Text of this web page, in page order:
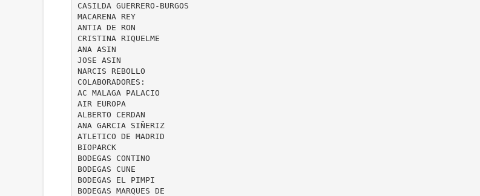
CASILDA GUERRERO-BURGOS
MACARENA REY
ANTIA DE RON
CRISTINA RIQUELME
ANA ASIN
JOSE ASIN
NARCIS REBOLLO
COLABORADORES:
AC MALAGA PALACIO
AIR EUROPA
ALBERTO CERDAN
ANA GARCIA SIÑERIZ
ATLETICO DE MADRID
BIOPARCK
BODEGAS CONTINO
BODEGAS CUNE
BODEGAS EL PIMPI
BODEGAS MARQUES DE